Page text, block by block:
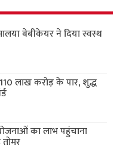
बेबीकेयर ने दिया स्वस्थ
लाख करोड़ के पार, शुद्ध
का लाभ पहुंचाना